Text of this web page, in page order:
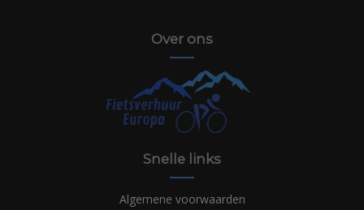
Over ons
Snelle links
Algemene voorwaarden